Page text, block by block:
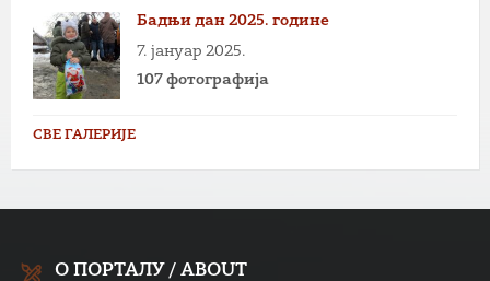
Бадњи дан 2025. године
7. јануар 2025.
107 фотографија
СВЕ ГАЛЕРИЈЕ
О ПОРТАЛУ / ABOUT